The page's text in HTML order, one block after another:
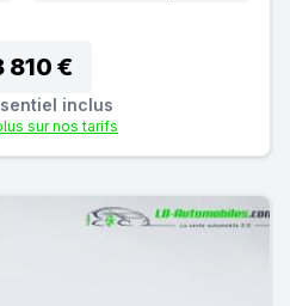
810 €
inclus
sur nos tarifs